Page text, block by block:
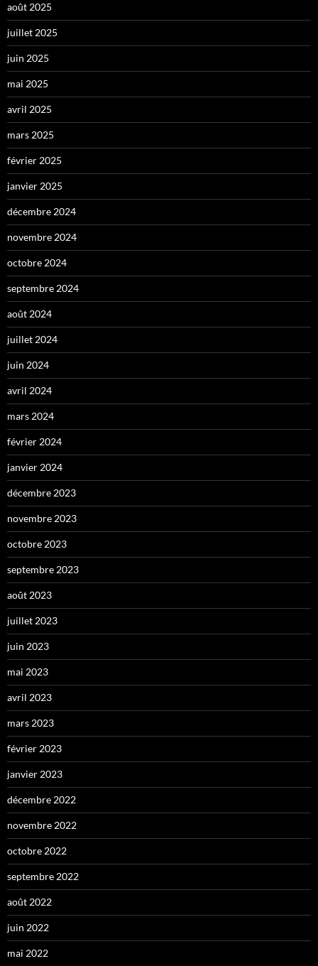
août 2025
juillet 2025
juin 2025
mai 2025
avril 2025
mars 2025
février 2025
janvier 2025
décembre 2024
novembre 2024
octobre 2024
septembre 2024
août 2024
juillet 2024
juin 2024
avril 2024
mars 2024
février 2024
janvier 2024
décembre 2023
novembre 2023
octobre 2023
septembre 2023
août 2023
juillet 2023
juin 2023
mai 2023
avril 2023
mars 2023
février 2023
janvier 2023
décembre 2022
novembre 2022
octobre 2022
septembre 2022
août 2022
juin 2022
mai 2022